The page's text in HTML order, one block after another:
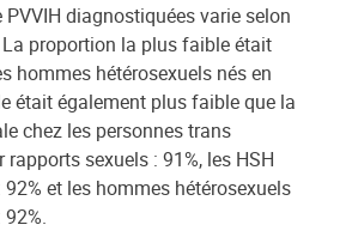
diagnostiquées varie selon
proportion la plus faible était
hommes hétérosexuels nés en
était également plus faible que la
chez les personnes trans
sexuels : 91%, les HSH
92% et les hommes hétérosexuels
92%.